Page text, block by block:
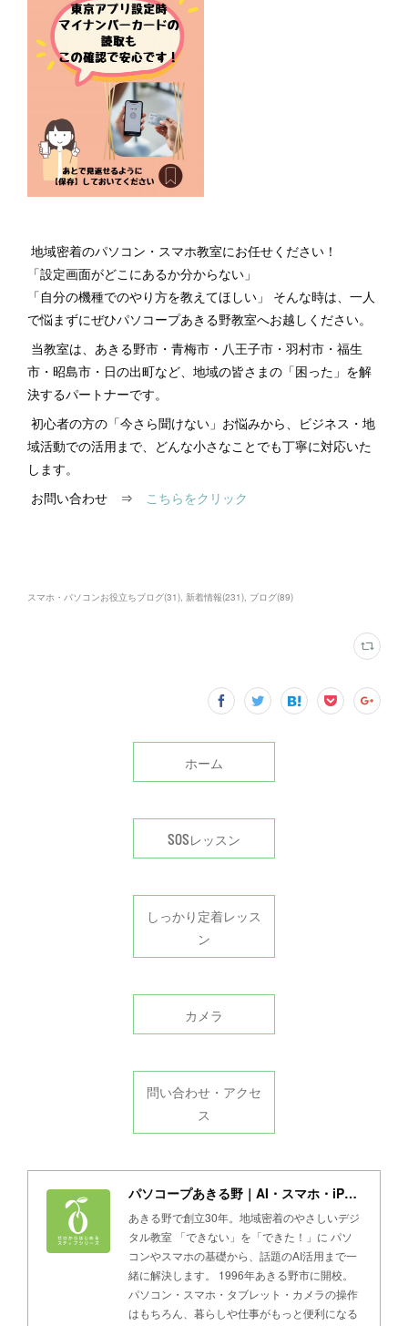
地域密着のパソコン・スマホ教室にお任せください！
「設定画面がどこにあるか分からない」
「自分の機種でのやり方を教えてほしい」 そんな時は、一人
で悩まずにぜひパソコープあきる野教室へお越しください。
当教室は、あきる野市・青梅市・八王子市・羽村市・福生
市・昭島市・日の出町など、地域の皆さまの「困った」を解
決するパートナーです。
初心者の方の「今さら聞けない」お悩みから、ビジネス・地
域活動での活用まで、どんな小さなことでも丁寧に対応いた
します。
お問い合わせ ⇒ こちらをクリック
スマホ・パソコンお役立ちブログ(31) 新着情報(231) ブログ(89)
ホーム
SOSレッスン
しっかり定着レッス
ン
カメラ
問い合わせ・アクセ
ス
パソコープあきる野｜AI・スマホ・iPad・パソコン教室
あきる野で創立30年。地域密着のやさしいデジ
タル教室 「できない」を「できた！」に パソ
コンやスマホの基礎から、話題のAI活用まで一
緒に解決します。 1996年あきる野市に開校。
パソコン・スマホ・タブレット・カメラの操作
はもちろん、暮らしや仕事がもっと便利になる